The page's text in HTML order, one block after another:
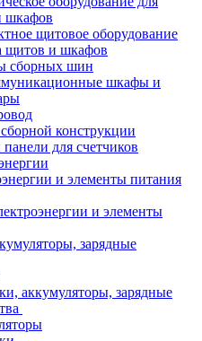
шкафов
щитовое оборудование
щитов и шкафов
сборных шин
шкафы и
конструкции
для счетчиков
и элементы питания
и элементы
зарядные
аккумуляторы, зарядные